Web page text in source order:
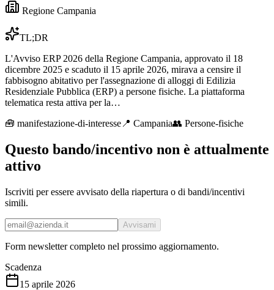
Regione Campania
TL;DR
L'Avviso ERP 2026 della Regione Campania, approvato il 18
dicembre 2025 e scaduto il 15 aprile 2026, mirava a censire il
fabbisogno abitativo per l'assegnazione di alloggi di Edilizia
Residenziale Pubblica (ERP) a persone fisiche. La piattaforma
telematica resta attiva per la…
🧰 manifestazione-di-interesse 📍 Campania👥 Persone-fisiche
Questo bando/incentivo non è attualmente
attivo
Iscriviti per essere avvisato della riapertura o di bandi/incentivi
simili.
Avvisami
Form newsletter completo nel prossimo aggiornamento.
Scadenza
15 aprile 2026